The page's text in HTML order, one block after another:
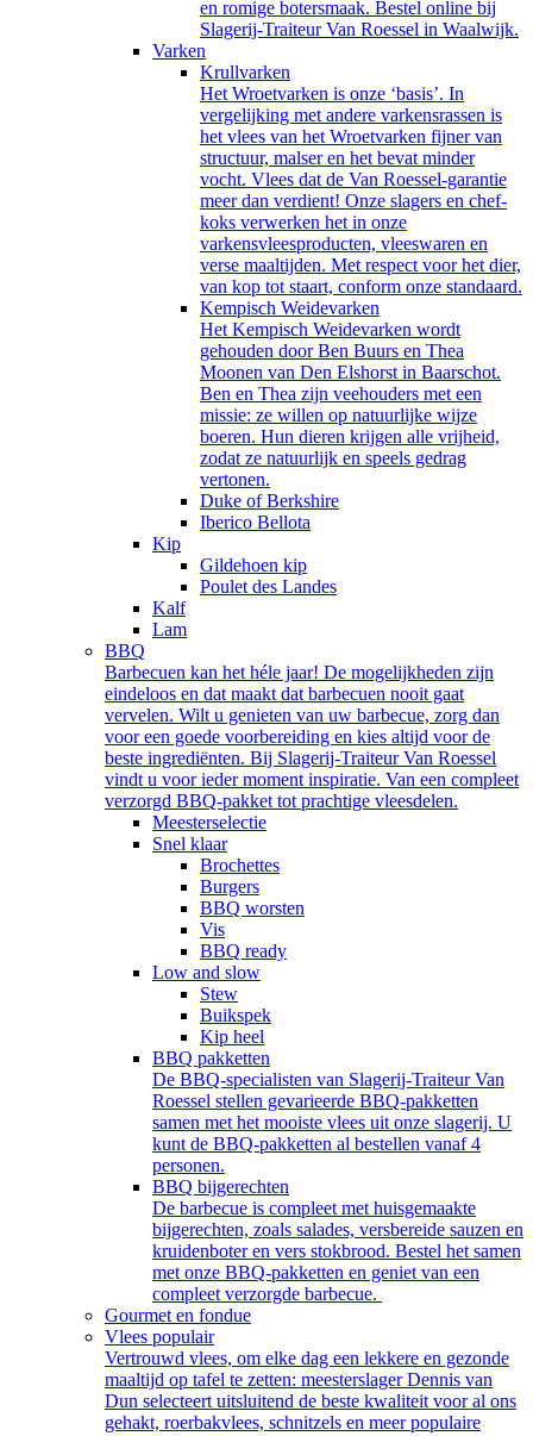
en romige botersmaak. Bestel online bij
Slagerij-Traiteur Van Roessel in Waalwijk.
Varken
Krullvarken
Het Wroetvarken is onze ‘basis’. In
vergelijking met andere varkensrassen is
het vlees van het Wroetvarken fijner van
structuur, malser en het bevat minder
vocht. Vlees dat de Van Roessel-garantie
meer dan verdient! Onze slagers en chef-
koks verwerken het in onze
varkensvleesproducten, vleeswaren en
verse maaltijden. Met respect voor het dier,
van kop tot staart, conform onze standaard.
Kempisch Weidevarken
Het Kempisch Weidevarken wordt
gehouden door Ben Buurs en Thea
Moonen van Den Elshorst in Baarschot.
Ben en Thea zijn veehouders met een
missie: ze willen op natuurlijke wijze
boeren. Hun dieren krijgen alle vrijheid,
zodat ze natuurlijk en speels gedrag
vertonen.
Duke of Berkshire
Iberico Bellota
Kip
Gildehoen kip
Poulet des Landes
Kalf
Lam
BBQ
Barbecuen kan het héle jaar! De mogelijkheden zijn
eindeloos en dat maakt dat barbecuen nooit gaat
vervelen. Wilt u genieten van uw barbecue, zorg dan
voor een goede voorbereiding en kies altijd voor de
beste ingrediënten. Bij Slagerij-Traiteur Van Roessel
vindt u voor ieder moment inspiratie. Van een compleet
verzorgd BBQ-pakket tot prachtige vleesdelen.
Meesterselectie
Snel klaar
Brochettes
Burgers
BBQ worsten
Vis
BBQ ready
Low and slow
Stew
Buikspek
Kip heel
BBQ pakketten
De BBQ-specialisten van Slagerij-Traiteur Van
Roessel stellen gevarieerde BBQ-pakketten
samen met het mooiste vlees uit onze slagerij. U
kunt de BBQ-pakketten al bestellen vanaf 4
personen.
BBQ bijgerechten
De barbecue is compleet met huisgemaakte
bijgerechten, zoals salades, versbereide sauzen en
kruidenboter en vers stokbrood. Bestel het samen
met onze BBQ-pakketten en geniet van een
compleet verzorgde barbecue.
Gourmet en fondue
Vlees populair
Vertrouwd vlees, om elke dag een lekkere en gezonde
maaltijd op tafel te zetten: meesterslager Dennis van
Dun selecteert uitsluitend de beste kwaliteit voor al ons
gehakt, roerbakvlees, schnitzels en meer populaire